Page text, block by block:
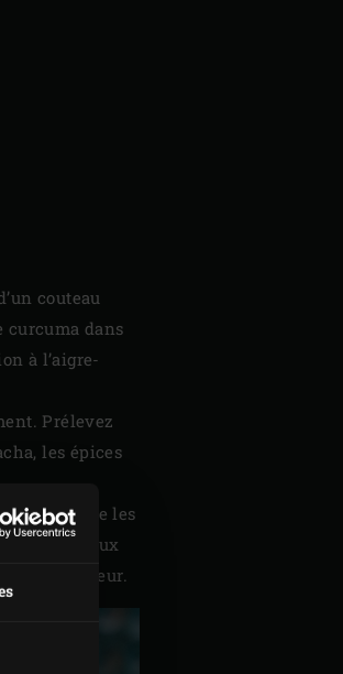
couteau
curcuma dans
à l’aigre-
Prélevez
les épices
ainsi que les
aux
réfrigérateur.